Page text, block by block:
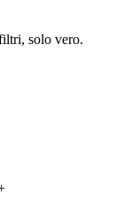
solo vero.